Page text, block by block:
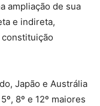
ampliação de sua
e indireta,
Japão e Austrália
8º e 12º maiores